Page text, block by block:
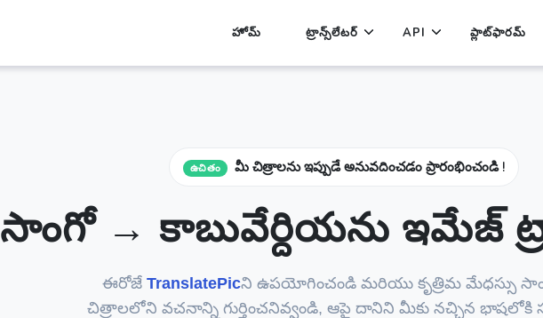
హోమ్ ట్రాన్స్‌లేటర్ API ప్లాట్‌ఫారమ్
ఉచితం మీ చిత్రాలను ఇప్పుడే అనువదించడం ప్రారంభించండి !
సాంగో → కాబువేర్దియను ఇమేజ్
ఈరోజే TranslatePicని ఉపయోగించండి మరియు కృత్రిమ మేధస్సు
చిత్రాలలోని వచనాన్ని గుర్తించనివ్వండి, ఆపై దానిని మీకు నచ్చిన భాషలోకి